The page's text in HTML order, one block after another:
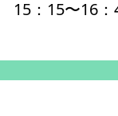
15：15〜16：